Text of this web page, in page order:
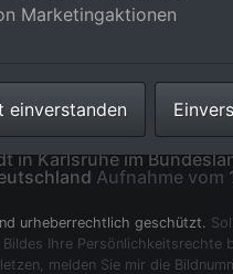
der Gustav-Heinemann-
in Karlsruhe im
Aufnahme vom
urheberrechtlich geschützt.
Ihre Persönlichkeitsrechte
melden Sie mir die
Marketingaktionen
einverstanden